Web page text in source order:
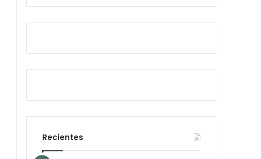
azar
Recientes